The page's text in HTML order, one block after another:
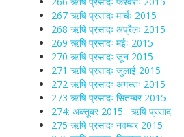
267 ऋषि प्रसादः मार्चः 2015
268 ऋषि प्रसादः अप्रैलः 2015
269 ऋषि प्रसादः मईः 2015
270 ऋषि प्रसादः जून 2015
271 ऋषि प्रसादः जुलाई 2015
272 ऋषि प्रसादः अगस्तः 2015
273 ऋषि प्रसादः सितम्बर 2015
274: अक्तूबर 2015 : ऋषि प्रसाद
275 ऋषि प्रसादः नवम्बर 2015